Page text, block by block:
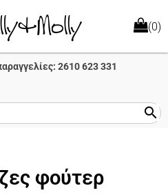
(0)
2610 623 331
search
φούτερ